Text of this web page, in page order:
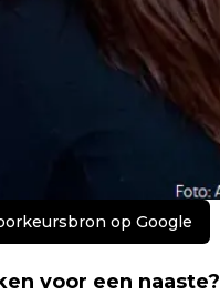
op Google
voor een naaste?